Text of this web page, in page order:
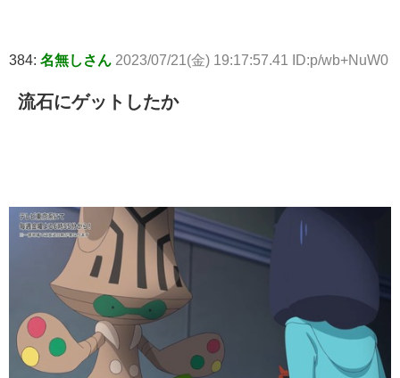
384: 名無しさん 2023/07/21(金) 19:17:57.41 ID:p/wb+NuW0
流石にゲットしたか